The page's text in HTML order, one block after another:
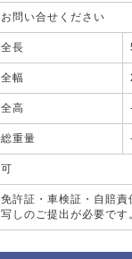
お問い合せください
全長
全幅
全高
総重量
可
免許証・車検証・自賠
写しのご提出が必要です